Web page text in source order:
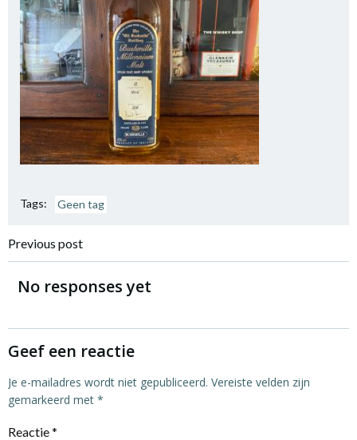
Tags: Geen tag
Bericht
navigatie
Previous post
No responses yet
Geef een reactie
Je e-mailadres wordt niet gepubliceerd. Vereiste velden zijn
gemarkeerd met *
Reactie*